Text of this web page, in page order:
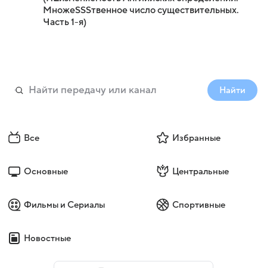
МножeSSSтвенное число существительных.
Часть 1-я)
Найти
Все Избранные
Основные Центральные
Фильмы и Сериалы Спортивные
Новостные